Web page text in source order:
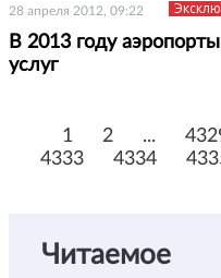
28 апреля 2012, 09:22
В 2013 году
услуг
1 2 ...
4333 4334
Читаемое